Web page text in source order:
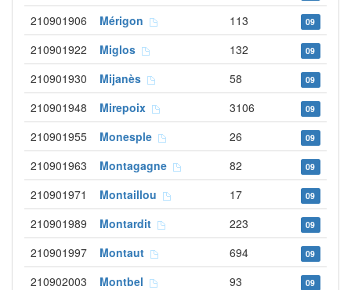
210901906 Mérigon 113 09
210901922 Miglos 132 09
210901930 Mijanès 58 09
210901948 Mirepoix 3106 09
210901955 Monesple 26 09
210901963 Montagagne 82 09
210901971 Montaillou 17 09
210901989 Montardit 223 09
210901997 Montaut 694 09
210902003 Montbel 93 09